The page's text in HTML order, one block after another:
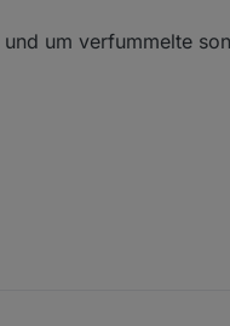
um verfummelte